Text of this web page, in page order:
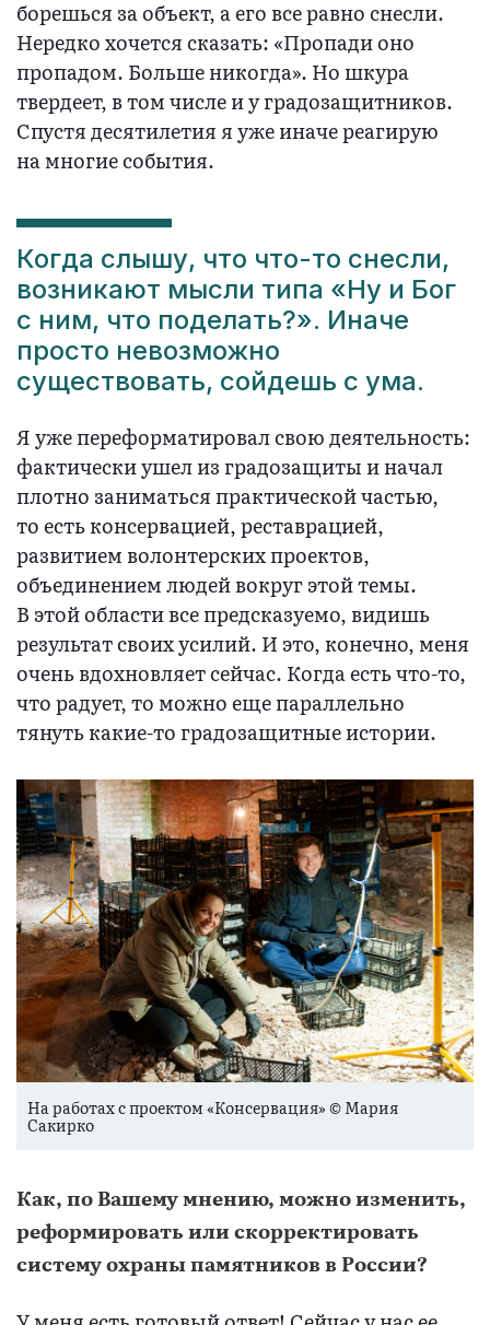
борешься за объект, а его все равно снесли.
Нередко хочется сказать: «Пропади оно
пропадом. Больше никогда». Но шкура
твердеет, в том числе и у градозащитников.
Спустя десятилетия я уже иначе реагирую
на многие события.
Когда слышу, что что-то снесли,
возникают мысли типа «Ну и Бог
с ним, что поделать?». Иначе
просто невозможно
существовать, сойдешь с ума.
Я уже переформатировал свою деятельность:
фактически ушел из градозащиты и начал
плотно заниматься практической частью,
то есть консервацией, реставрацией,
развитием волонтерских проектов,
объединением людей вокруг этой темы.
В этой области все предсказуемо, видишь
результат своих усилий. И это, конечно, меня
очень вдохновляет сейчас. Когда есть что-то,
что радует, то можно еще параллельно
тянуть какие-то градозащитные истории.
На работах с проектом «Консервация» © Мария
Сакирко
Как, по Вашему мнению, можно изменить,
реформировать или скорректировать
систему охраны памятников в России?